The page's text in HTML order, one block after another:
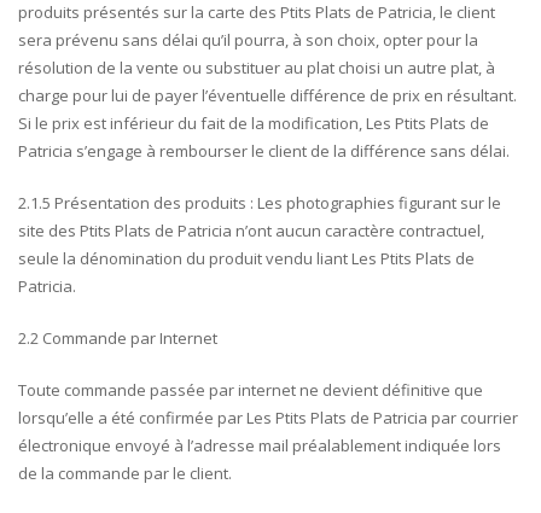
produits présentés sur la carte des Ptits Plats de Patricia, le client
sera prévenu sans délai qu’il pourra, à son choix, opter pour la
résolution de la vente ou substituer au plat choisi un autre plat, à
charge pour lui de payer l’éventuelle différence de prix en résultant.
Si le prix est inférieur du fait de la modification, Les Ptits Plats de
Patricia s’engage à rembourser le client de la différence sans délai.
2.1.5 Présentation des produits : Les photographies figurant sur le
site des Ptits Plats de Patricia n’ont aucun caractère contractuel,
seule la dénomination du produit vendu liant Les Ptits Plats de
Patricia.
2.2 Commande par Internet
Toute commande passée par internet ne devient définitive que
lorsqu’elle a été confirmée par Les Ptits Plats de Patricia par courrier
électronique envoyé à l’adresse mail préalablement indiquée lors
de la commande par le client.